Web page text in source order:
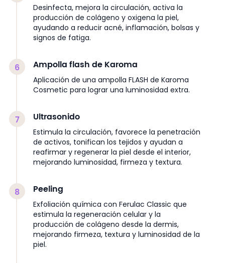
Desinfecta, mejora la circulación, activa la
producción de colágeno y oxigena la piel,
ayudando a reducir acné, inflamación, bolsas y
signos de fatiga.
6 Ampolla flash de Karoma
Aplicación de una ampolla FLASH de Karoma
Cosmetic para lograr una luminosidad extra.
7 Ultrasonido
Estimula la circulación, favorece la penetración
de activos, tonifican los tejidos y ayudan a
reafirmar y regenerar la piel desde el interior,
mejorando luminosidad, firmeza y textura.
8 Peeling
Exfoliación química con Ferulac Classic que
estimula la regeneración celular y la
producción de colágeno desde la dermis,
mejorando firmeza, textura y luminosidad de la
piel.